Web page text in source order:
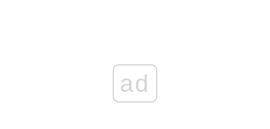
ad